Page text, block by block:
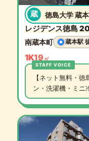
蔵 徳島大学 蔵本
レジデンス徳島
南蔵本町 蔵本駅
1K19 ㎡
【ネット無料・
ン・洗濯機・ミニ